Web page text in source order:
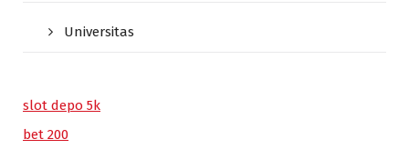
Universitas
slot depo 5k
bet 200